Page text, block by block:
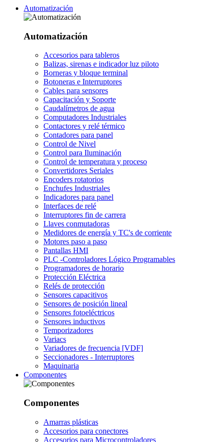
Automatización
Automatización
Accesorios para tableros
Balizas, sirenas e indicador luz piloto
Borneras y bloque terminal
Botoneras e Interruptores
Cables para sensores
Capacitación y Soporte
Caudalímetros de agua
Computadores Industriales
Contactores y relé térmico
Contadores para panel
Control de Nivel
Control para Iluminación
Control de temperatura y proceso
Convertidores Seriales
Encoders rotatorios
Enchufes Industriales
Indicadores para panel
Interfaces de relé
Interruptores fin de carrera
Llaves conmutadoras
Medidores de energía y TC's de corriente
Motores paso a paso
Pantallas HMI
PLC -Controladores Lógico Programables
Programadores de horario
Protección Eléctrica
Relés de protección
Sensores capacitivos
Sensores de posición lineal
Sensores fotoeléctricos
Sensores inductivos
Temporizadores
Variacs
Variadores de frecuencia [VDF]
Seccionadores - Interruptores
Maquinaria
Componentes
Componentes
Amarras plásticas
Accesorios para conectores
Accesorios para Microcontroladores